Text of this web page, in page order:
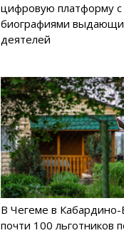
цифровую платформу с
биографиями
деятелей
В Чегеме в Кабардино-
почти 100 льготников